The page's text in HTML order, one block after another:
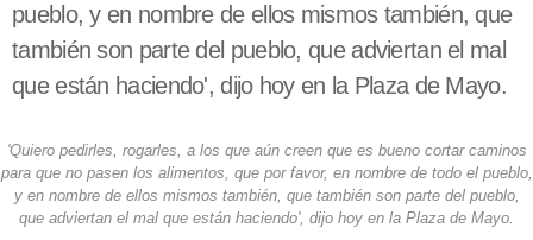
pueblo, y en nombre de ellos mismos también, que
también son parte del pueblo, que adviertan el mal
que están haciendo', dijo hoy en la Plaza de Mayo.
'Quiero pedirles, rogarles, a los que aún creen que es bueno cortar caminos
para que no pasen los alimentos, que por favor, en nombre de todo el pueblo,
y en nombre de ellos mismos también, que también son parte del pueblo,
que adviertan el mal que están haciendo', dijo hoy en la Plaza de Mayo.